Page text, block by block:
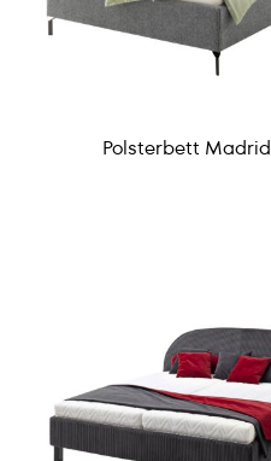
Polsterbett Madrid